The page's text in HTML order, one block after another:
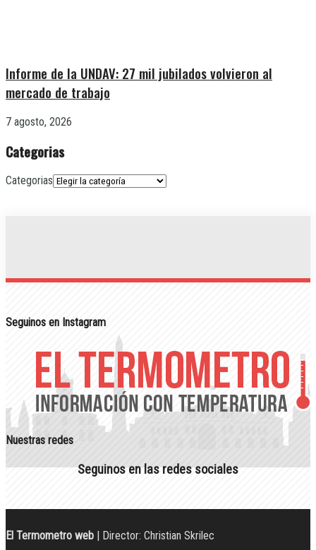
Informe de la UNDAV: 27 mil jubilados volvieron al
mercado de trabajo
7 agosto, 2026
Categorias
Categorias
Seguinos en Instagram
Nuestras redes
Seguinos en las redes sociales
El Termometro web | Director: Christian Skrilec